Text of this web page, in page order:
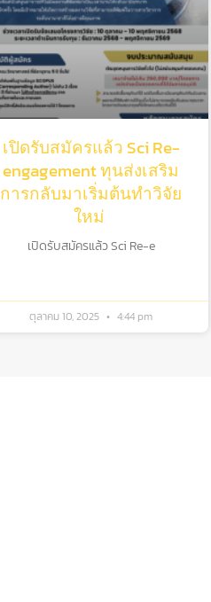
เปิดรับสมัครแล้ว Sci Re-
engagement ทุนส่งเสริม
การกลับมาเริ่มต้นทําวิจัย
ใหม่
เปิดรับสมัครแล้ว Sci Re-e
ตุลาคม 10, 2025 4:44 pm